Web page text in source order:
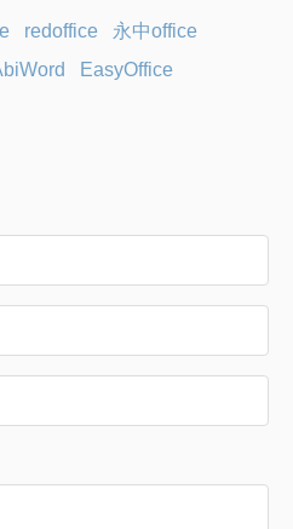
redoffice
永中office
EasyOffice